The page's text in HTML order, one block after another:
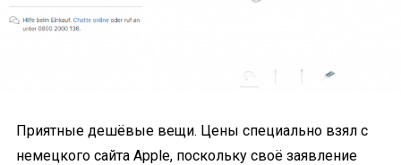
Приятные дешёвые вещи. Цены специально взял с
немецкого сайта Apple, поскольку своё заявление